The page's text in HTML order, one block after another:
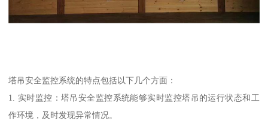
塔吊安全监控系统的特点包括以下几个方面：
1. 实时监控：塔吊安全监控系统能够实时监控塔吊的运行状态和工
作环境，及时发现异常情况。